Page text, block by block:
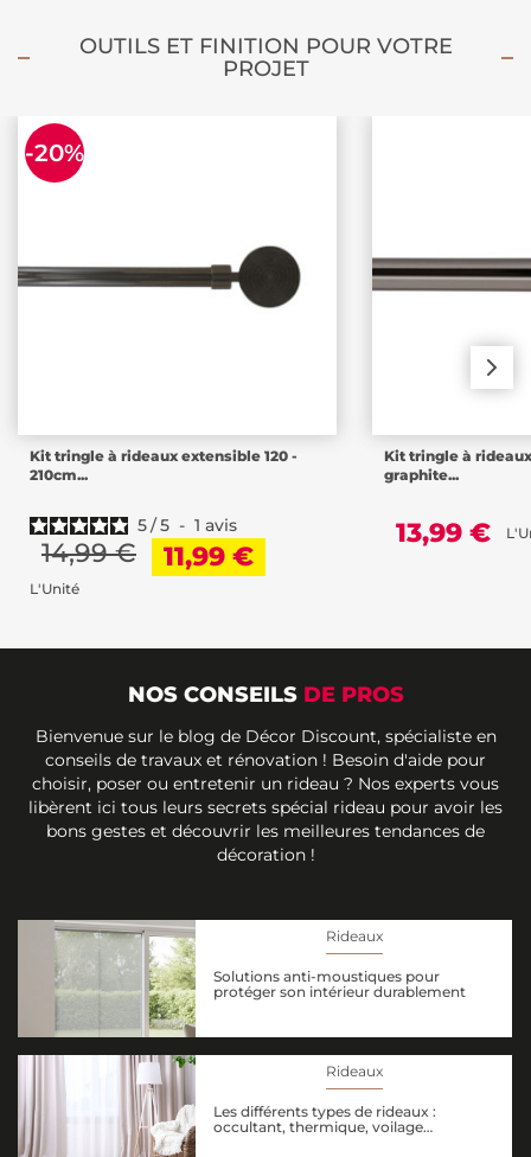
OUTILS ET FINITION POUR VOTRE
PROJET
Kit tringle à rideaux extensible 120 -
210cm...
5/5 - 1 avis
14,99 € 11,99 €
L'Unité
-20%
Kit tringle à
graphite...
13,99 €
NOS CONSEILS DE PROS
Bienvenue sur le blog de Décor Discount, spécialiste en
conseils de travaux et rénovation ! Besoin d'aide pour
choisir, poser ou entretenir un rideau ? Nos experts vous
libèrent ici tous leurs secrets spécial rideau pour avoir les
bons gestes et découvrir les meilleures tendances de
décoration !
Rideaux
Solutions anti-moustiques pour
protéger son intérieur durablement
Rideaux
Les différents types de rideaux :
occultant, thermique, voilage…